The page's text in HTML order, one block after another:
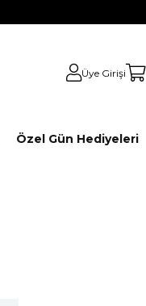
Üye Girişi
Özel Gün Hediyeleri